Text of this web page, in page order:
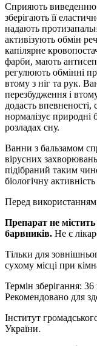
Сприяють виведенню
зберігають її
надають
активізують обмін
капілярне
фарби, мають
регулюють обмінні
втому з ніг та рук.
перезбудження і
додасть впевненості,
нормалізує природні
розладах сну.
Ванни з бальзамом
вірусних
підібраний таким
біологічну
Перед використанням
Препарат не
барвників. Не є
Тільки для
сухому місці при
Термін зберігання:
Рекомендовано для
Інститут
України.